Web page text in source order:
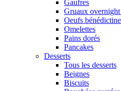
Gaufres
Gruaux
Oeufs bénédictine
Omelettes
Pains dorés
Pancakes
Desserts
Tous les desserts
Beignes
Biscuits